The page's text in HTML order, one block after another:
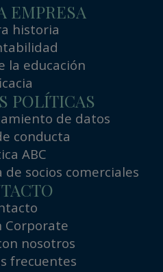
EMPRESA
historia
la educación
POLÍTICAS
de datos
conducta
ABC
socios comerciales
Corporate
nosotros
frecuentes